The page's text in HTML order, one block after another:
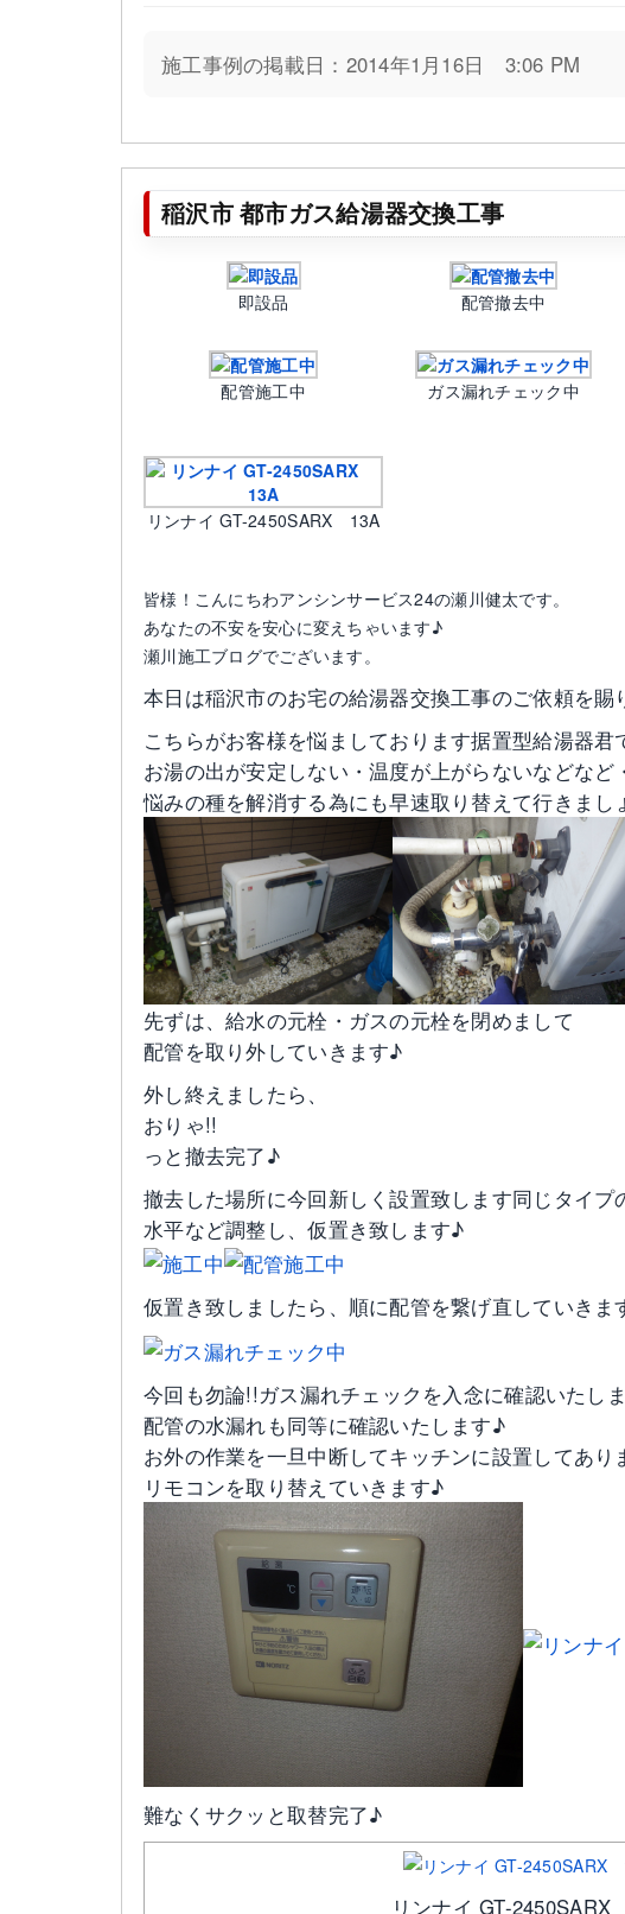
施工事例の掲載日：2014年1月16日 3:06 PM
稲沢市 都市ガス給湯器交換工事
即設品 配管撤去中
配管施工中 ガス漏れチェック中
リンナイ GT-2450SARX 13A
皆様！こんにちわアンシンサービス24の瀬川健太です。
あなたの不安を安心に変えちゃいます♪
瀬川施工ブログでございます。
本日は稲沢市のお宅の給湯器交換工事のご依頼を賜
こちらがお客様を悩ましております据置型給湯器君
お湯の出が安定しない・温度が上がらないなどなど
悩みの種を解消する為にも早速取り替えて行きまし
先ずは、給水の元栓・ガスの元栓を閉めまして
配管を取り外していきます♪
外し終えましたら、
おりゃ!!
っと撤去完了♪
撤去した場所に今回新しく設置致します同じタイプ
水平など調整し、仮置き致します♪
仮置き致しましたら、順に配管を繋げ直していきま
今回も勿論!!ガス漏れチェックを入念に確認いたし
配管の水漏れも同等に確認いたします♪
お外の作業を一旦中断してキッチンに設置してあり
リモコンを取り替えていきます♪
難なくサクッと取替完了♪
リンナイ GT-